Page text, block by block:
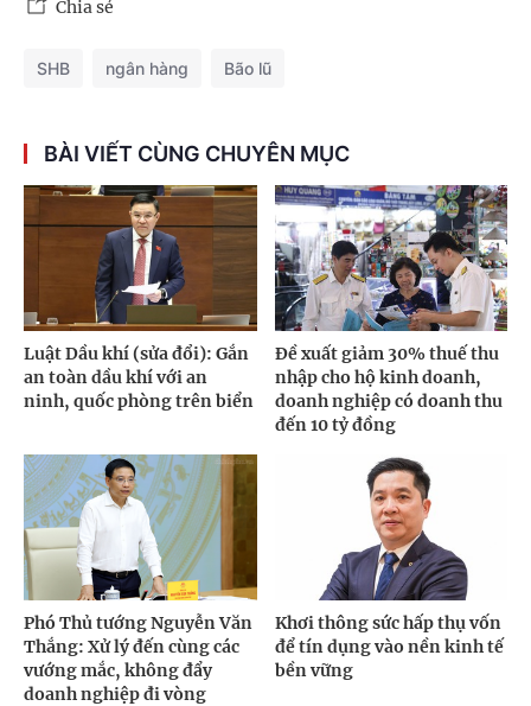
Chia sẻ
SHB ngân hàng Bão lũ
BÀI VIẾT CÙNG CHUYÊN MỤC
Luật Dầu khí (sửa đổi): Gắn
an toàn dầu khí với an
ninh, quốc phòng trên biển
Đề xuất giảm 30% thuế thu
nhập cho hộ kinh doanh,
doanh nghiệp có doanh thu
đến 10 tỷ đồng
Phó Thủ tướng Nguyễn Văn
Thắng: Xử lý đến cùng các
vướng mắc, không đẩy
doanh nghiệp đi vòng
Khơi thông sức hấp thụ vốn
để tín dụng vào nền kinh tế
bền vững